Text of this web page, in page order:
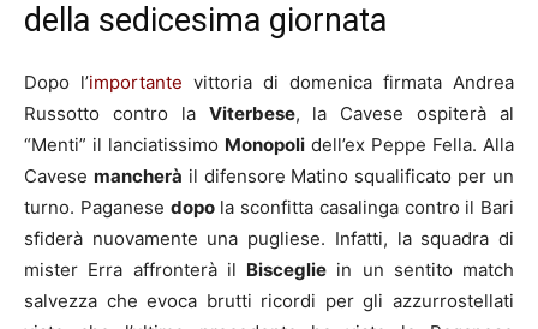
della sedicesima giornata
Dopo l’importante vittoria di domenica firmata Andrea
Russotto contro la Viterbese, la Cavese ospiterà al
“Menti” il lanciatissimo Monopoli dell’ex Peppe Fella. Alla
Cavese mancherà il difensore Matino squalificato per un
turno. Paganese dopola sconfitta casalinga contro il Bari
sfiderà nuovamente una pugliese. Infatti, la squadra di
mister Erra affronterà il Bisceglie in un sentito match
salvezza che evoca brutti ricordi per gli azzurrostellati